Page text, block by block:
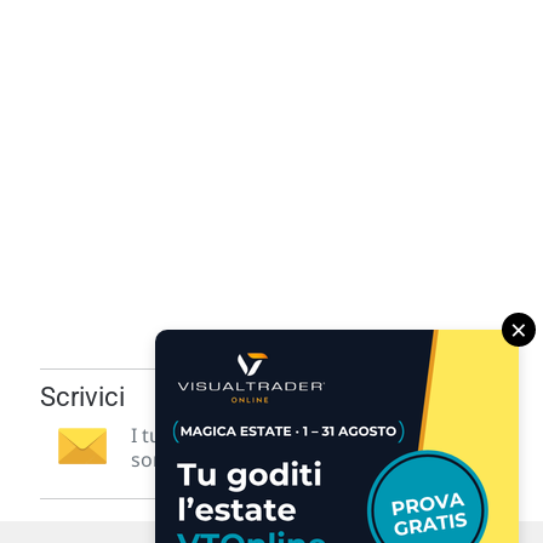
Scrivici
I tuoi suggerimenti per noi
sono preziosi e molto utili! »
×